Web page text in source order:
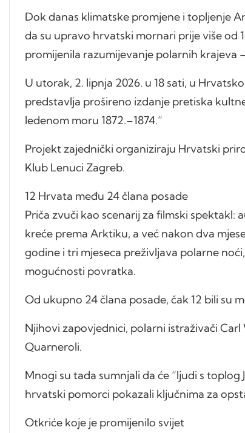
Dok danas klimatske promjene i topljenje
da su upravo hrvatski mornari prije više od
promijenila razumijevanje polarnih krajeva
U utorak, 2. lipnja 2026. u 18 sati, u
predstavlja prošireno izdanje pretiska
ledenom moru 1872.–1874.“
Projekt zajednički organiziraju Hrvatski
Klub Lenuci Zagreb.
12 Hrvata među 24 člana posade
Priča zvuči kao scenarij za filmski
kreće prema Arktiku, a već nakon dva
godine i tri mjeseca preživljava polarne
mogućnosti povratka.
Od ukupno 24 člana posade, čak 12 bili su
Njihovi zapovjednici, polarni istraživači
Quarneroli.
Mnogi su tada sumnjali da će “ljudi s
hrvatski pomorci pokazali ključnima za
Otkriće koje je promijenilo svijet